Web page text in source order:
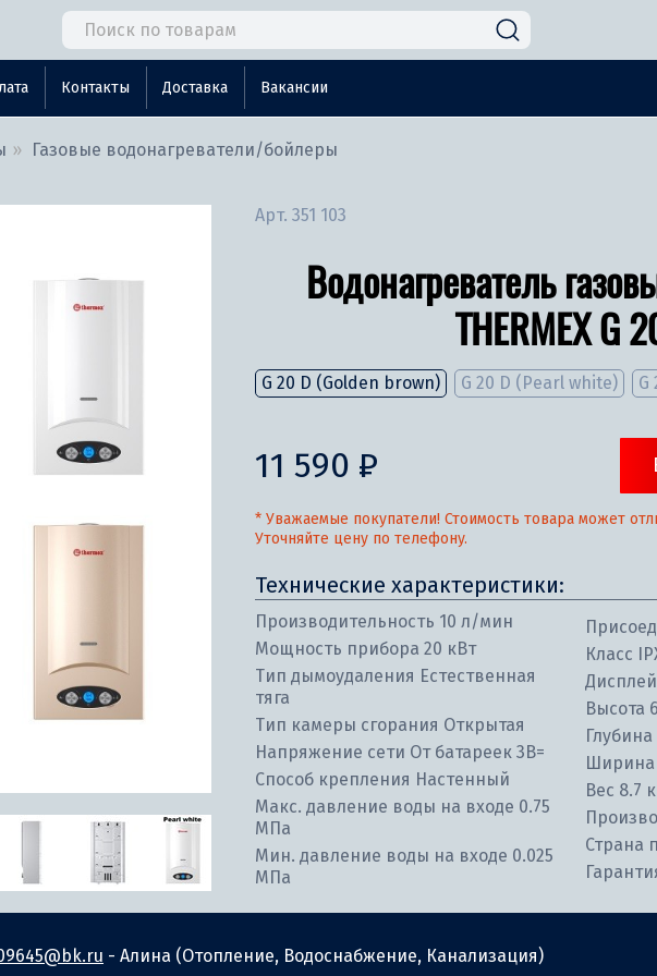
Контакты Доставка Вакансии
Газовые водонагреватели/бойлеры
Арт. 351 103
Водонагреватель
THERMEX G
G 20 D (Golden brown) G 20 D (Pearl white) G
11 590 ₽
* Уважаемые покупатели! Стоимость товара может
Уточняйте цену по телефону.
Технические характеристики:
Производительность 10 л/мин
Мощность прибора 20 кВт
Тип дымоудаления Естественная
тяга
Тип камеры сгорания Открытая
Напряжение сети От батареек 3В=
Способ крепления Настенный
Макс. давление воды на входе 0.75
МПа
Мин. давление воды на входе 0.025
МПа
Класс
Дисплей
Высота
Ширина
Вес 8.7
Страна
- Алина (Отопление, Водоснабжение, Канализация)